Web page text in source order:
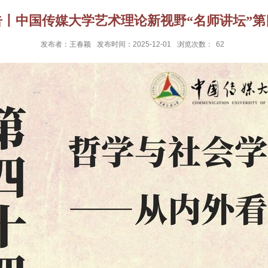
中国传媒大学艺术理论新视野“名师讲坛”
发布者：王春颖 发布时间：2025-12-01 浏览次数： 62